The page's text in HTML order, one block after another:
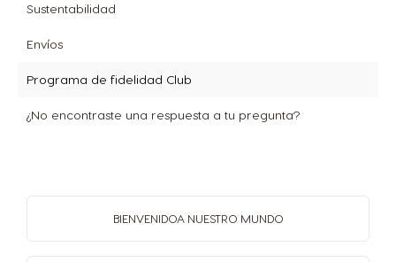
Sustentabilidad
Envíos
Programa de fidelidad Club
¿No encontraste una respuesta a tu pregunta?
BIENVENIDOA NUESTRO MUNDO